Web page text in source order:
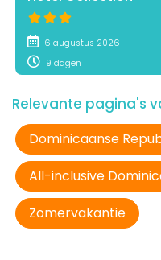
6 augustus 2026
9 dagen
Relevante pagina's
Dominicaanse
All-inclusive
Zomervakantie